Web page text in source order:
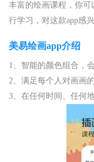
丰富的绘画课程，你
行学习，对这款app感
美易绘画app介绍
1、智能的颜色组合，
2、满足每个人对画画
3、在任何时间、任何